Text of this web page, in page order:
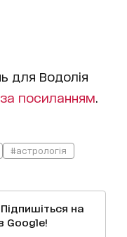
для Водолія
посиланням
#астрологія
на
Google!